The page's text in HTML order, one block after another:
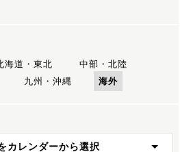
海道・東北
中部・北陸
九州・沖縄 海外
カレンダーから選択